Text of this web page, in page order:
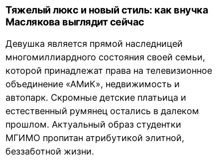
Тяжелый люкс и новый стиль: как внучка
Маслякова выглядит сейчас
Девушка является прямой наследницей
многомиллиардного состояния своей семьи,
которой принадлежат права на телевизионное
объединение «АМиК», недвижимость и
автопарк. Скромные детские платьица и
естественный румянец остались в далеком
прошлом. Актуальный образ студентки
МГИМО пропитан атрибутикой элитной,
беззаботной жизни.